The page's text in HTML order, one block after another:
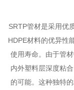
SRTP管材是采用优
HDPE材料的优异性
使用寿命。由于管
内外塑料层深度粘
的可能。这种独特